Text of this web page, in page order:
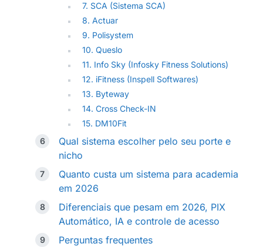
7. SCA (Sistema SCA)
8. Actuar
9. Polisystem
10. Queslo
11. Info Sky (Infosky Fitness Solutions)
12. iFitness (Inspell Softwares)
13. Byteway
14. Cross Check-IN
15. DM10Fit
Qual sistema escolher pelo seu porte e
nicho
Quanto custa um sistema para academia
em 2026
Diferenciais que pesam em 2026, PIX
Automático, IA e controle de acesso
Perguntas frequentes